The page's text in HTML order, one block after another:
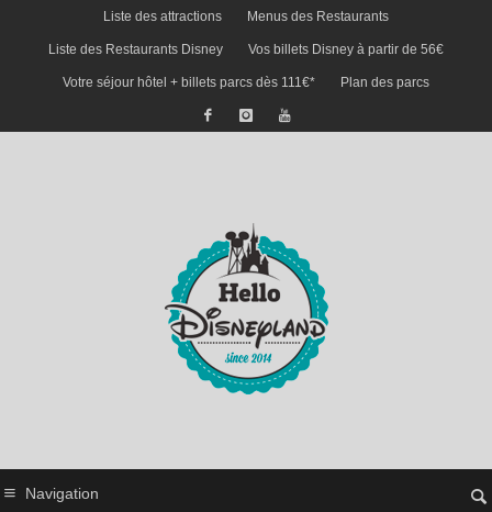
Liste des attractions Menus des Restaurants
Liste des Restaurants Disney Vos billets Disney à partir de 56€
Votre séjour hôtel + billets parcs dès 111€* Plan des parcs
Navigation